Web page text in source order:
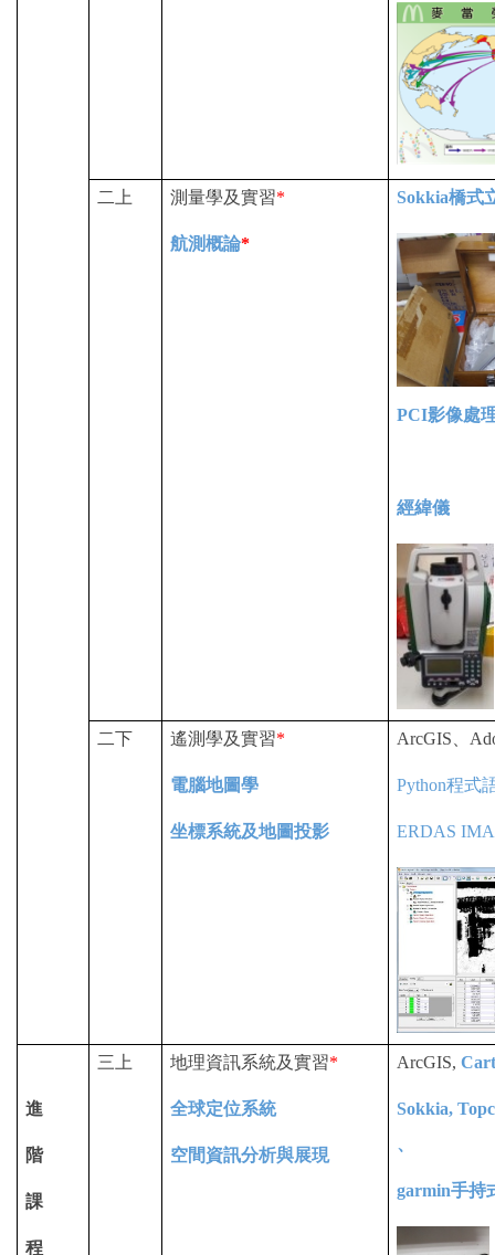
二上 測量學及實習*
航測概論*
Sokkia橋式
PCI影像處
經緯儀
二下 遙測學及實習*
電腦地圖學
坐標系統及地圖投影
ArcGIS 、
Python程式
ERDAS
進
階
課
程
三上 地理資訊系統及實習*
全球定位系統
空間資訊分析與展現
ArcGIS,
Sokkia,
、
garmin手持